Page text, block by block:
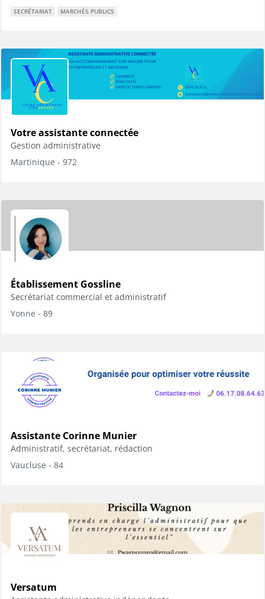
SECRÉTARIAT MARCHÉS PUBLICS
Votre assistante connectée
Gestion administrative
Martinique - 972
Établissement Gossline
Secrétariat commercial et administratif
Yonne - 89
Assistante Corinne Munier
Administratif, secrétariat, rédaction
Vaucluse - 84
Versatum